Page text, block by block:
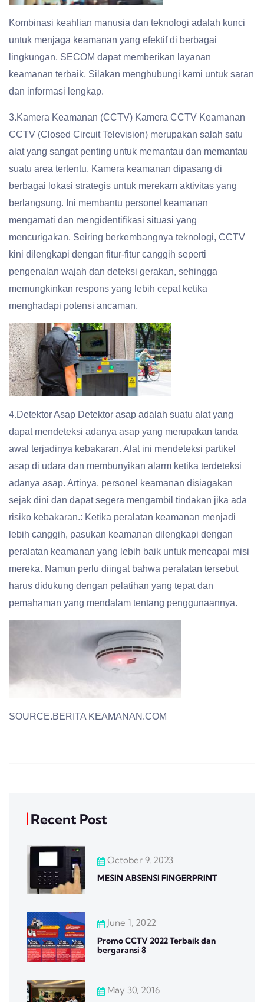
Kombinasi keahlian manusia dan teknologi adalah kunci
untuk menjaga keamanan yang efektif di berbagai
lingkungan. SECOM dapat memberikan layanan
keamanan terbaik. Silakan menghubungi kami untuk saran
dan informasi lengkap.
3.Kamera Keamanan (CCTV) Kamera CCTV Keamanan
CCTV (Closed Circuit Television) merupakan salah satu
alat yang sangat penting untuk memantau dan memantau
suatu area tertentu. Kamera keamanan dipasang di
berbagai lokasi strategis untuk merekam aktivitas yang
berlangsung. Ini membantu personel keamanan
mengamati dan mengidentifikasi situasi yang
mencurigakan. Seiring berkembangnya teknologi, CCTV
kini dilengkapi dengan fitur-fitur canggih seperti
pengenalan wajah dan deteksi gerakan, sehingga
memungkinkan respons yang lebih cepat ketika
menghadapi potensi ancaman.
4.Detektor Asap Detektor asap adalah suatu alat yang
dapat mendeteksi adanya asap yang merupakan tanda
awal terjadinya kebakaran. Alat ini mendeteksi partikel
asap di udara dan membunyikan alarm ketika terdeteksi
adanya asap. Artinya, personel keamanan disiagakan
sejak dini dan dapat segera mengambil tindakan jika ada
risiko kebakaran.: Ketika peralatan keamanan menjadi
lebih canggih, pasukan keamanan dilengkapi dengan
peralatan keamanan yang lebih baik untuk mencapai misi
mereka. Namun perlu diingat bahwa peralatan tersebut
harus didukung dengan pelatihan yang tepat dan
pemahaman yang mendalam tentang penggunaannya.
SOURCE.BERITA KEAMANAN.COM
Recent Post
October 9, 2023
MESIN ABSENSI FINGERPRINT
June 1, 2022
Promo CCTV 2022 Terbaik dan
bergaransi 8
May 30, 2016